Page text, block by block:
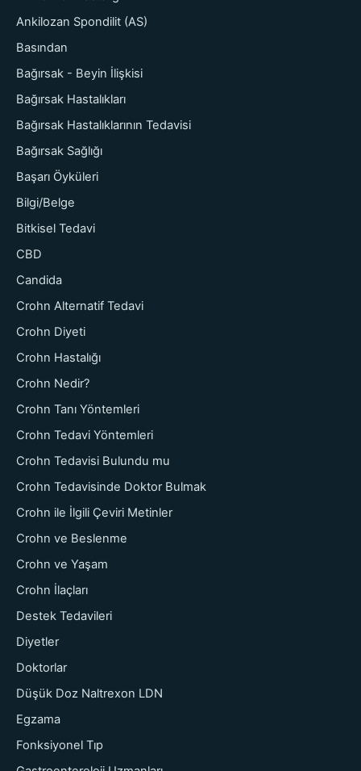
Ankilozan Spondilit (AS)
Basından
Bağırsak - Beyin İlişkisi
Bağırsak Hastalıkları
Bağırsak Hastalıklarının Tedavisi
Bağırsak Sağlığı
Başarı Öyküleri
Bilgi/Belge
Bitkisel Tedavi
CBD
Candida
Crohn Alternatif Tedavi
Crohn Diyeti
Crohn Hastalığı
Crohn Nedir?
Crohn Tanı Yöntemleri
Crohn Tedavi Yöntemleri
Crohn Tedavisi Bulundu mu
Crohn Tedavisinde Doktor Bulmak
Crohn ile İlgili Çeviri Metinler
Crohn ve Beslenme
Crohn ve Yaşam
Crohn İlaçları
Destek Tedavileri
Diyetler
Doktorlar
Düşük Doz Naltrexon LDN
Egzama
Fonksiyonel Tıp